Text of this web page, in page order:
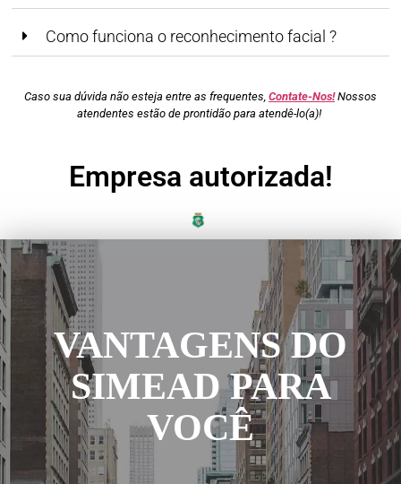
Como funciona o reconhecimento facial ?
Caso sua dúvida não esteja entre as frequentes, Contate-Nos!Nossos
atendentes estão de prontidão para atendê-lo(a)!
Empresa autorizada!
VANTAGENS DO
SIMEAD PARA
VOCÊ